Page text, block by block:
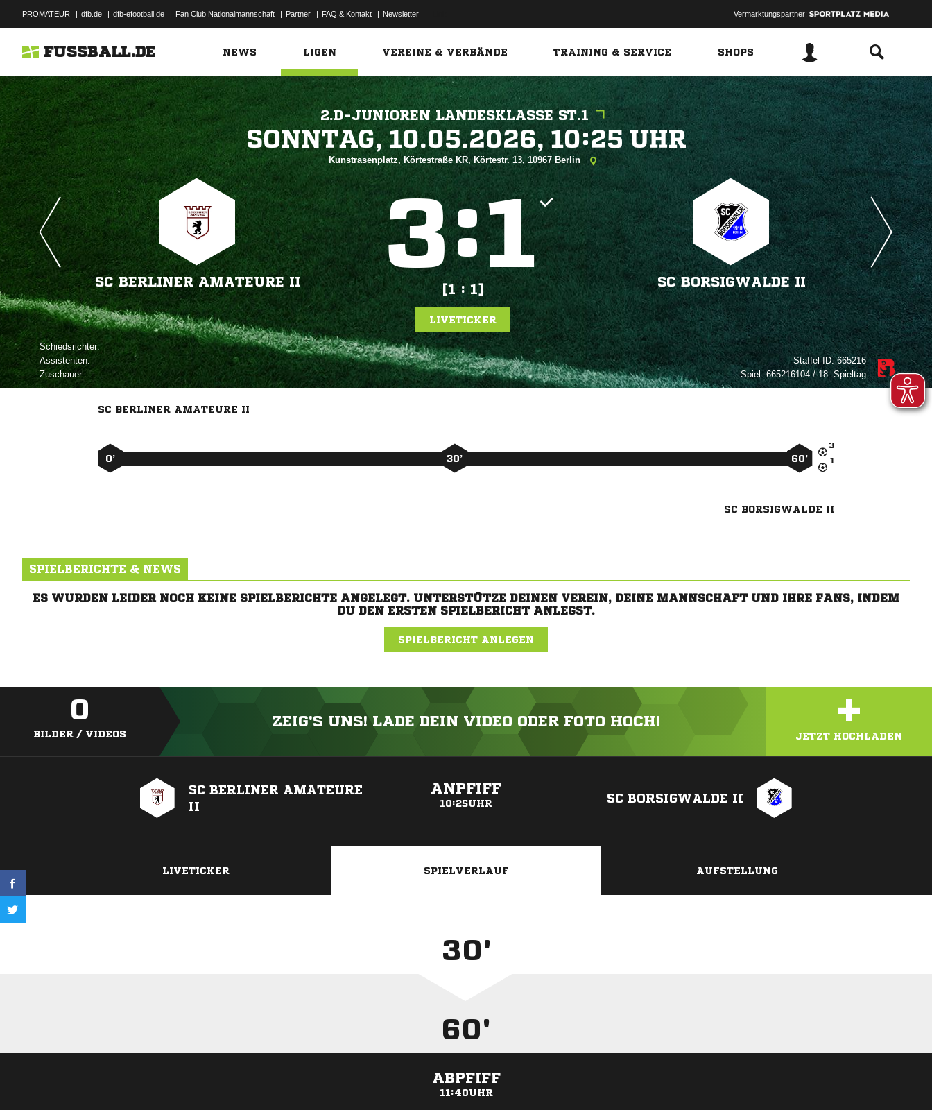
PROMATEUR | dfb.de | dfb-efootball.de | Fan Club Nationalmannschaft | Partner | FAQ & Kontakt | Newsletter Vermarktungspartner:
FUSSBALL.DE NEWS LIGEN VEREINE & VERBÄNDE TRAINING & SERVICE SHOPS
2.D-JUNIOREN LANDESKLASSE ST.1
   
Kunstrasenplatz, Körtestraße KR, Körtestr. 13, 10967 Berlin
SC BERLINER AMATEURE II
:
[1 : 1]
SC BORSIGWALDE II
LIVETICKER
Schiedsrichter:
Assistenten:
Zuschauer:
Staffel-ID:665216
Spiel:665216104 / 18. Spieltag
SC BERLINER AMATEURE II


0’ 30’ 60’
SC BORSIGWALDE II
SPIELBERICHTE & NEWS
ES WURDEN LEIDER NOCH KEINE SPIELBERICHTE ANGELEGT. UNTERSTÜTZE DEINEN VEREIN, DEINE MANNSCHAFT UND IHRE FANS, INDEM
DU DEN ERSTEN SPIELBERICHT ANLEGST.
SPIELBERICHT ANLEGEN
0
BILDER / VIDEOS
ZEIG'S UNS! LADE DEIN VIDEO ODER FOTO HOCH! +
JETZT HOCHLADEN
SC BERLINER AMATEURE
II
ANPFIFF
10:25UHR SC BORSIGWALDE II
LIVETICKER SPIELVERLAUF AUFSTELLUNG
30'
60'
ABPFIFF
11:40UHR